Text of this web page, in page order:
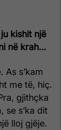
kishit një
në krah…
s’kam
me të, hiç.
gjithçka
se s’ka dit
lloj gjëje.